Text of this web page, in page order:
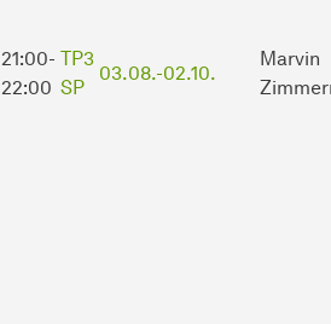
21:00-
22:00
TP3
SP
03.08.-02.10.
Marvin